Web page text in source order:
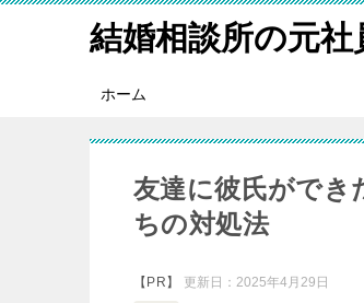
結婚相談所の元
ホーム
友達に彼氏ができ
ちの対処法
【PR】 更新日：2025年4月29日